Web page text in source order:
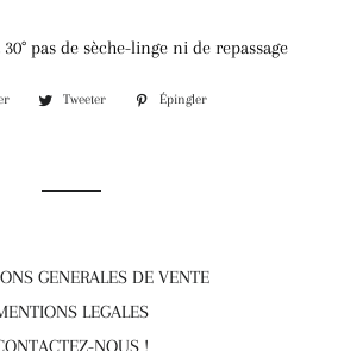
pas de sèche-linge ni de repassage
PartagerTweeter
TweeterÉpingler
GENERALES DE VENTE
LEGALES
NOUS !